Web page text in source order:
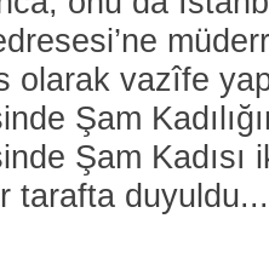
olarak vazîfe
Şam
Şam
tarafta duyuldu...